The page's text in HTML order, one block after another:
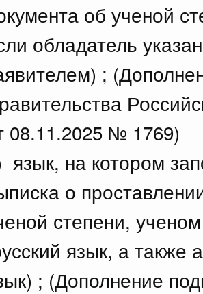
об ученой
обладатель
;
08.11.2025 № 1769)
язык, на котором
о
степени,
язык, а также
; (Дополнение